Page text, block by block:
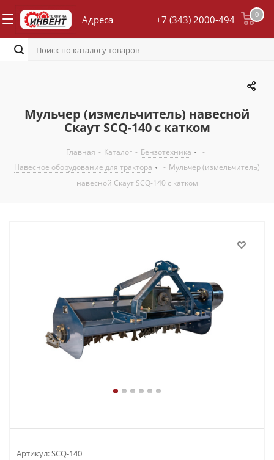
Адреса 0
+7 (343) 2000-494
Мульчер (измельчитель) навесной
Скаут SCQ-140 с катком
Главная - Каталог - Бензотехника
-
Навесное оборудование для трактора
- Мульчер (измельчитель)
навесной Скаут SCQ-140 с катком
Артикул:SCQ-140